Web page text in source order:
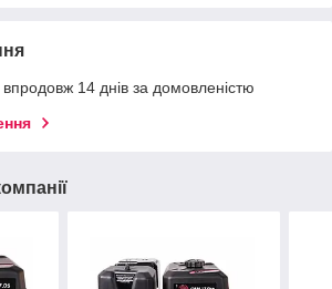
14 днів за домовленістю